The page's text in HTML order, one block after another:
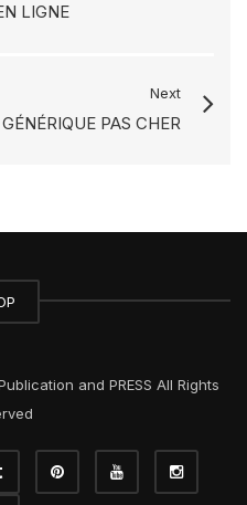
LIGNE
Next
PAS CHER
and PRESS All Rights